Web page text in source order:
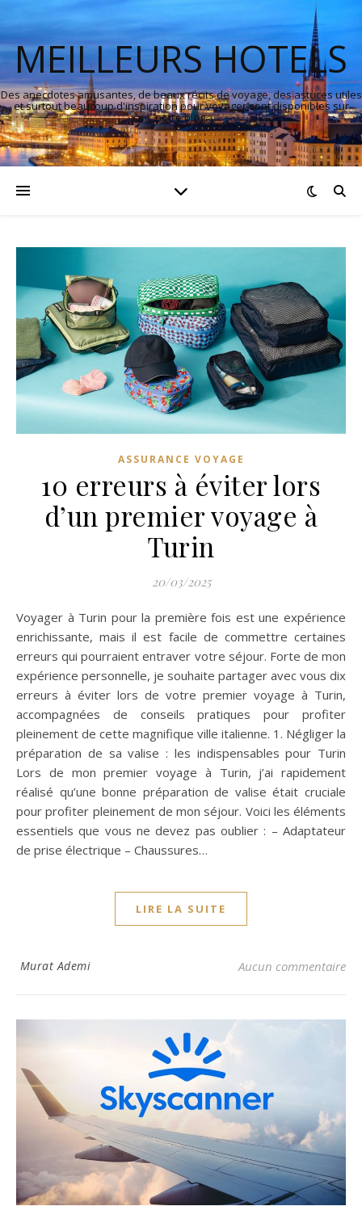
MEILLEURS HOTELS
Des anecdotes amusantes, de beaux récits de voyage, des astuces utiles
et surtout beaucoup d'inspiration pour voyager sont disponibles sur
notre blog.
ASSURANCE VOYAGE
10 erreurs à éviter lors
d’un premier voyage à
Turin
20/03/2025
Voyager à Turin pour la première fois est une expérience
enrichissante, mais il est facile de commettre certaines
erreurs qui pourraient entraver votre séjour. Forte de mon
expérience personnelle, je souhaite partager avec vous dix
erreurs à éviter lors de votre premier voyage à Turin,
accompagnées de conseils pratiques pour profiter
pleinement de cette magnifique ville italienne. 1. Négliger la
préparation de sa valise : les indispensables pour Turin
Lors de mon premier voyage à Turin, j’ai rapidement
réalisé qu’une bonne préparation de valise était cruciale
pour profiter pleinement de mon séjour. Voici les éléments
essentiels que vous ne devez pas oublier : – Adaptateur
de prise électrique – Chaussures…
LIRE LA SUITE
Murat Ademi Aucun commentaire